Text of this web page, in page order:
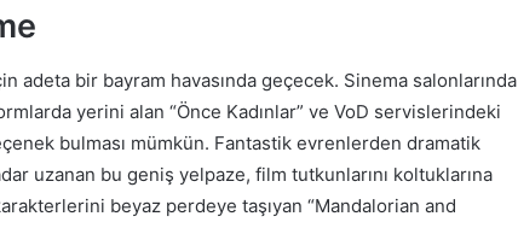
adeta bir bayram havasında geçecek. Sinema salonlarında
yerini alan “Önce Kadınlar” ve VoD servislerindeki
bulması mümkün. Fantastik evrenlerden dramatik
uzanan bu geniş yelpaze, film tutkunlarını koltuklarına
beyaz perdeye taşıyan “Mandalorian and